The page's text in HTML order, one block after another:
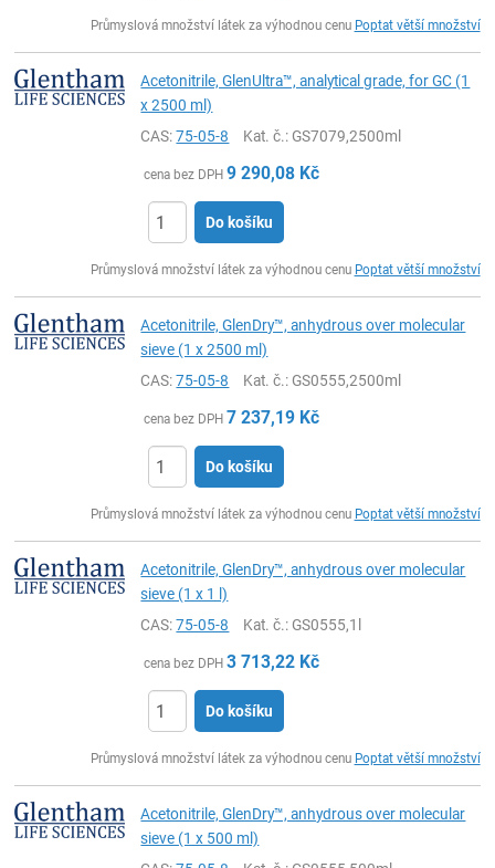
Průmyslová množství látek za výhodnou cenu Poptat větší množství
Acetonitrile, GlenUltra™, analytical grade, for GC (1
x 2500 ml)
CAS:75-05-8 Kat. č.: GS7079,2500ml
cena bez DPH 9 290,08 Kč
Do košíku
Průmyslová množství látek za výhodnou cenu Poptat větší množství
Acetonitrile, GlenDry™, anhydrous over molecular
sieve (1 x 2500 ml)
CAS:75-05-8 Kat. č.: GS0555,2500ml
cena bez DPH 7 237,19 Kč
Do košíku
Průmyslová množství látek za výhodnou cenu Poptat větší množství
Acetonitrile, GlenDry™, anhydrous over molecular
sieve (1 x 1 l)
CAS:75-05-8 Kat. č.: GS0555,1l
cena bez DPH 3 713,22 Kč
Do košíku
Průmyslová množství látek za výhodnou cenu Poptat větší množství
Acetonitrile, GlenDry™, anhydrous over molecular
sieve (1 x 500 ml)